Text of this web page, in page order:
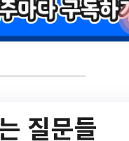
모집 안내/?
질문들